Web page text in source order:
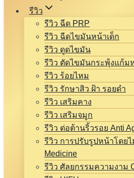
รีวิว
รีวิว ฉีด PRP
รีวิว ฉีดไขมันหน้าเด็ก
รีวิว ดูดไขมัน
รีวิว ตัดไขมันกระพุ้งแก้ม
รีวิว ร้อยไหม
รีวิว รักษาสิว ฝ้า รอยดำ
รีวิว เสริมคาง
รีวิว เสริมจมูก
รีวิว ต่อต้านริ้วรอย Anti
รีวิว การปรับรูปหน้าโดย
Medicine
รีวิว ศัลยกรรมความงาม